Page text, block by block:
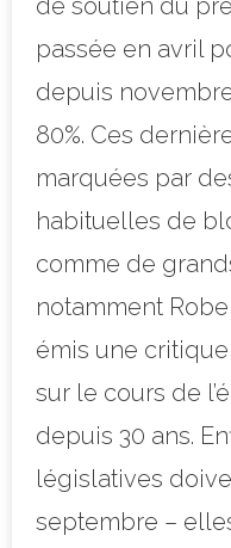
de soutien du
passée en avril
depuis
80%. Ces
marquées par
habituelles de
comme de
notamment
émis une
sur le cours de
depuis 30 ans.
législatives
septembre –